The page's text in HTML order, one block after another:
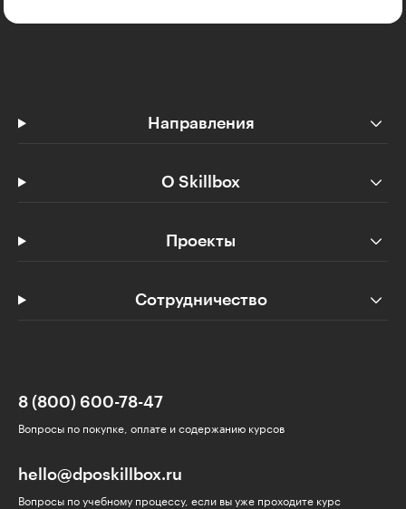
Направления
О Skillbox
Проекты
Сотрудничество
8 (800) 600-78-47
Вопросы по покупке, оплате и содержанию курсов
hello@dposkillbox.ru
Вопросы по учебному процессу, если вы уже проходите курс